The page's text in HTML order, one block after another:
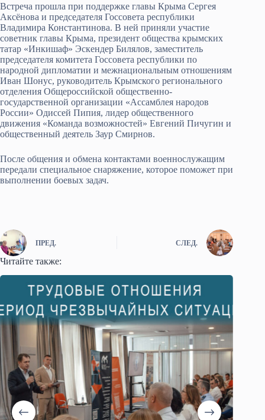
Встреча прошла при поддержке главы Крыма Сергея
Аксёнова и председателя Госсовета республики
Владимира Константинова. В ней приняли участие
советник главы Крыма, президент общества крымских
татар «Инкишаф» Эскендер Билялов, заместитель
председателя комитета Госсовета республики по
народной дипломатии и межнациональным отношениям
Иван Шонус, руководитель Крымского регионального
отделения Общероссийской общественно-
государственной организации «Ассамблея народов
России» Одиссей Пипия, лидер общественного
движения «Команда возможностей» Евгений Пичугин и
общественный деятель Заур Смирнов.
После общения и обмена контактами военнослужащим
передали специальное снаряжение, которое поможет при
выполнении боевых задач.
ПРЕД. СЛЕД.
Читайте также: